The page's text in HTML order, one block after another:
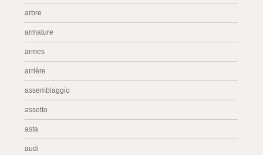
arbre
armature
armes
arrière
assemblaggio
assetto
asta
audi